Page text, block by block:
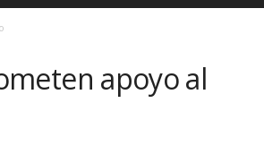
apoyo al